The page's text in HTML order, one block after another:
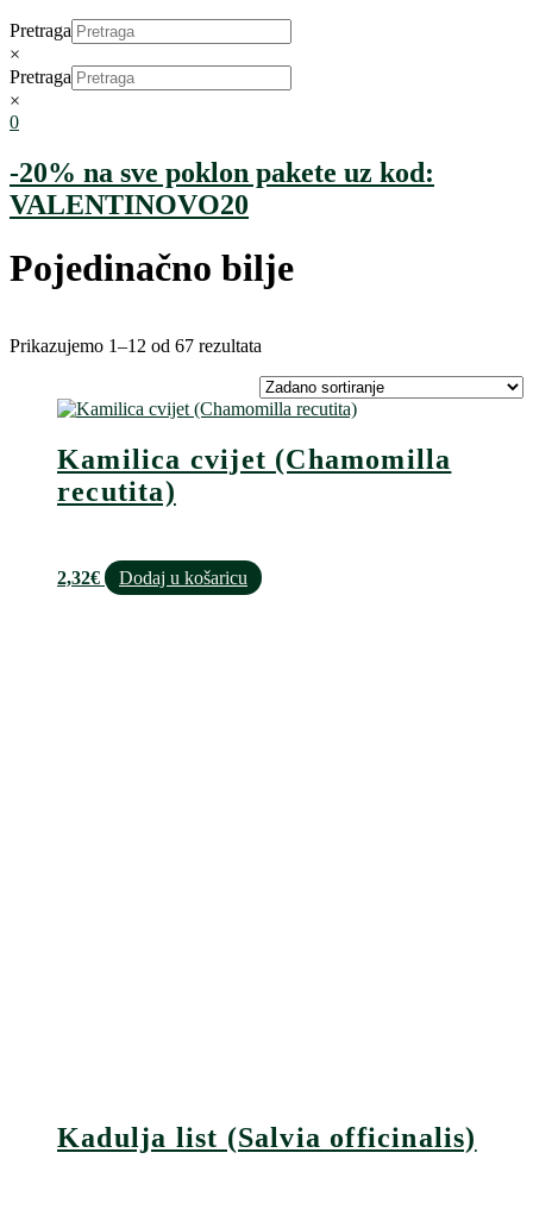
Pretraga
×
Pretraga
×
0
-20% na sve poklon pakete uz kod:
VALENTINOVO20
Pojedinačno bilje
Prikazujemo 1–12 od 67 rezultata
Kamilica cvijet (Chamomilla
recutita)
2,32€ Dodaj u košaricu
Kadulja list (Salvia officinalis)